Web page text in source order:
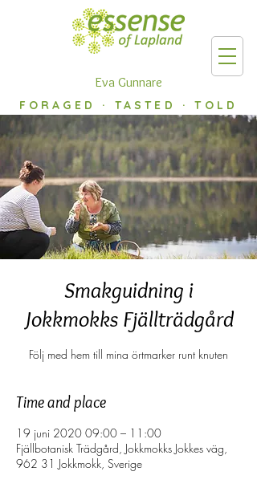
Eva Gunnare
FORAGED · TASTED · TOLD
Smakguidning i
Jokkmokks Fjällträdgård
Följ med hem till mina örtmarker runt knuten
Time and place
19 juni 2020 09:00 – 11:00
Fjällbotanisk Trädgård, Jokkmokks Jokkes väg,
962 31 Jokkmokk, Sverige